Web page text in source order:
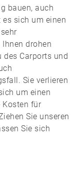
bauen, auch
sich um einen
drohen
des Carports und
Sie verlieren
um einen
Kosten für
Sie unseren
Sie sich